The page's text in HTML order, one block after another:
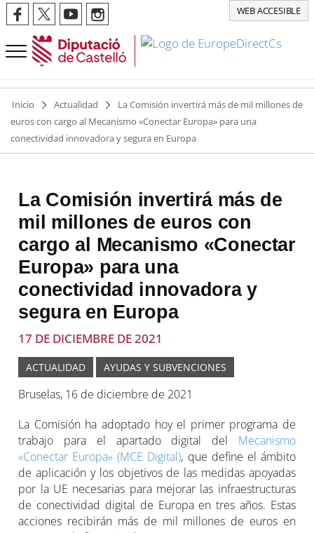
WEB ACCESIBLE
Inicio Actualidad
La Comisión invertirá más de mil millones de
euros con cargo al Mecanismo «Conectar Europa» para una
conectividad innovadora y segura en Europa
La Comisión invertirá más de
mil millones de euros con
cargo al Mecanismo «Conectar
Europa» para una
conectividad innovadora y
segura en Europa
17 DE DICIEMBRE DE 2021
ACTUALIDAD AYUDAS Y SUBVENCIONES
Bruselas, 16 de diciembre de 2021
La Comisión ha adoptado hoy el primer programa de
trabajo para el apartado digital del Mecanismo
«Conectar Europa» (MCE Digital), que define el ámbito
de aplicación y los objetivos de las medidas apoyadas
por la UE necesarias para mejorar las infraestructuras
de conectividad digital de Europa en tres años. Estas
acciones recibirán más de mil millones de euros en